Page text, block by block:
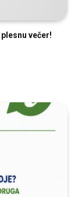
večer!